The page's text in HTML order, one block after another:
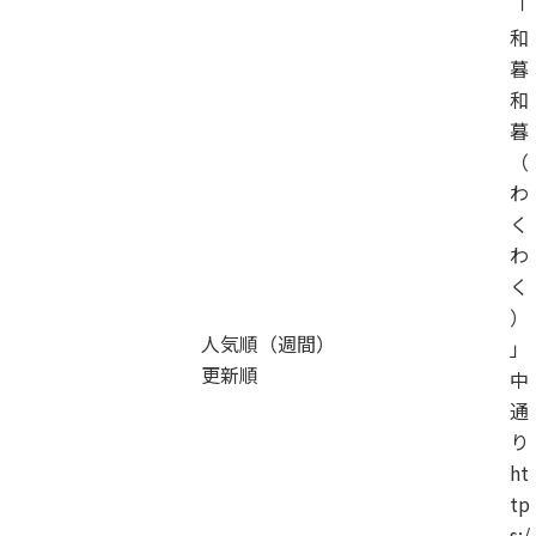
人気順（週間）
更新順
「
和
暮
和
暮
（
わ
く
わ
く
）
」
中
通
り
ht
tp